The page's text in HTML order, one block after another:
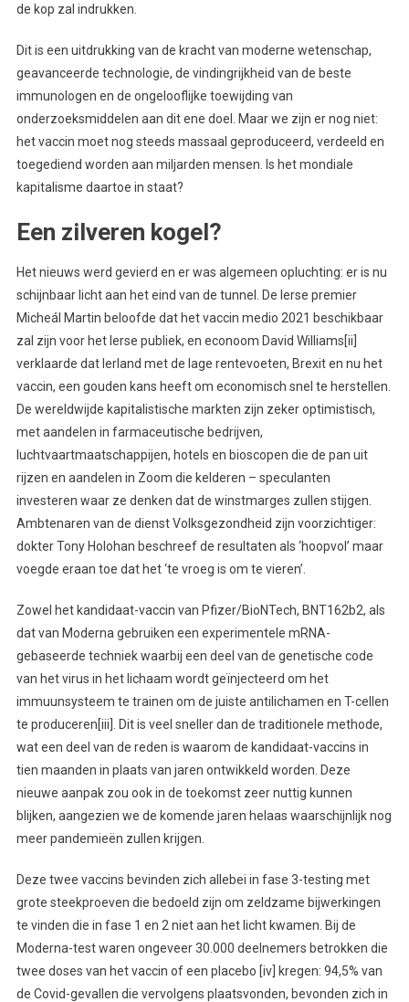
de kop zal indrukken.
Dit is een uitdrukking van de kracht van moderne wetenschap,
geavanceerde technologie, de vindingrijkheid van de beste
immunologen en de ongelooflijke toewijding van
onderzoeksmiddelen aan dit ene doel. Maar we zijn er nog niet:
het vaccin moet nog steeds massaal geproduceerd, verdeeld en
toegediend worden aan miljarden mensen. Is het mondiale
kapitalisme daartoe in staat?
Een zilveren kogel?
Het nieuws werd gevierd en er was algemeen opluchting: er is nu
schijnbaar licht aan het eind van de tunnel. De Ierse premier
Micheál Martin beloofde dat het vaccin medio 2021 beschikbaar
zal zijn voor het Ierse publiek, en econoom David Williams[ii]
verklaarde dat Ierland met de lage rentevoeten, Brexit en nu het
vaccin, een gouden kans heeft om economisch snel te herstellen.
De wereldwijde kapitalistische markten zijn zeker optimistisch,
met aandelen in farmaceutische bedrijven,
luchtvaartmaatschappijen, hotels en bioscopen die de pan uit
rijzen en aandelen in Zoom die kelderen – speculanten
investeren waar ze denken dat de winstmarges zullen stijgen.
Ambtenaren van de dienst Volksgezondheid zijn voorzichtiger:
dokter Tony Holohan beschreef de resultaten als ‘hoopvol’ maar
voegde eraan toe dat het ‘te vroeg is om te vieren’.
Zowel het kandidaat-vaccin van Pfizer/BioNTech, BNT162b2, als
dat van Moderna gebruiken een experimentele mRNA-
gebaseerde techniek waarbij een deel van de genetische code
van het virus in het lichaam wordt geïnjecteerd om het
immuunsysteem te trainen om de juiste antilichamen en T-cellen
te produceren[iii]. Dit is veel sneller dan de traditionele methode,
wat een deel van de reden is waarom de kandidaat-vaccins in
tien maanden in plaats van jaren ontwikkeld worden. Deze
nieuwe aanpak zou ook in de toekomst zeer nuttig kunnen
blijken, aangezien we de komende jaren helaas waarschijnlijk nog
meer pandemieën zullen krijgen.
Deze twee vaccins bevinden zich allebei in fase 3-testing met
grote steekproeven die bedoeld zijn om zeldzame bijwerkingen
te vinden die in fase 1 en 2 niet aan het licht kwamen. Bij de
Moderna-test waren ongeveer 30.000 deelnemers betrokken die
twee doses van het vaccin of een placebo [iv] kregen: 94,5% van
de Covid-gevallen die vervolgens plaatsvonden, bevonden zich in